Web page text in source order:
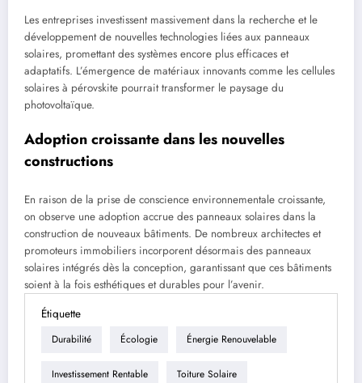
Les entreprises investissent massivement dans la recherche et le
développement de nouvelles technologies liées aux panneaux
solaires, promettant des systèmes encore plus efficaces et
adaptatifs. L’émergence de matériaux innovants comme les cellules
solaires à pérovskite pourrait transformer le paysage du
photovoltaïque.
Adoption croissante dans les nouvelles
constructions
En raison de la prise de conscience environnementale croissante,
on observe une adoption accrue des panneaux solaires dans la
construction de nouveaux bâtiments. De nombreux architectes et
promoteurs immobiliers incorporent désormais des panneaux
solaires intégrés dès la conception, garantissant que ces bâtiments
soient à la fois esthétiques et durables pour l’avenir.
Étiquette
Durabilité Écologie Énergie Renouvelable
Investissement Rentable Toiture Solaire